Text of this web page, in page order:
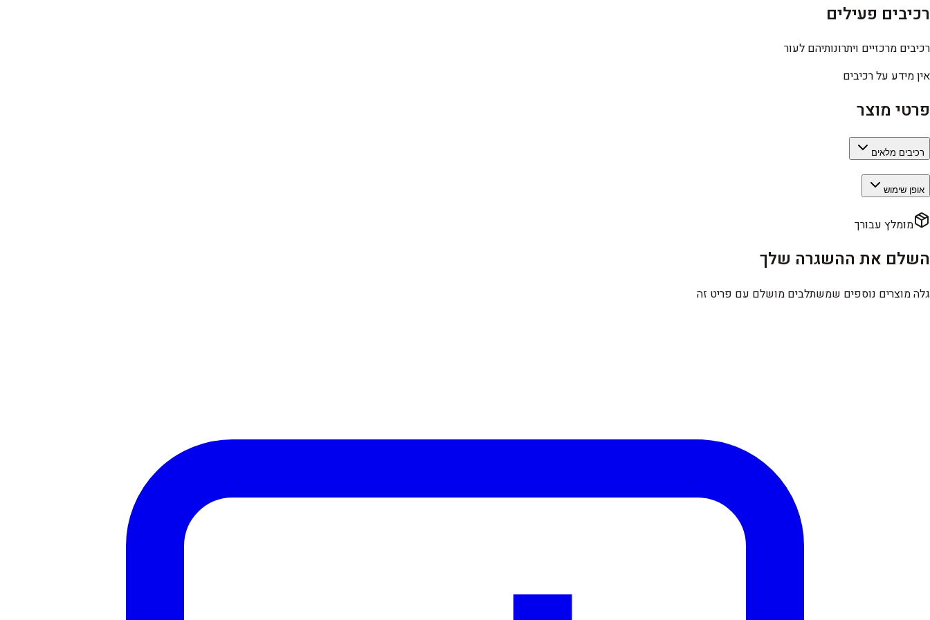
רכיבים פעילים
רכיבים מרכזיים ויתרונותיהם לעור
אין מידע על רכיבים
פרטי מוצר
רכיבים מלאים
אופן שימוש
מומלץ עבורך
השלם את ההשגרה שלך
גלה מוצרים נוספים שמשתלבים מושלם עם פריט זה